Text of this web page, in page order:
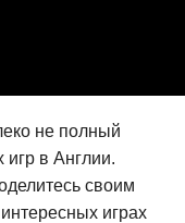
не полный
игр в Англии.
своим
играх